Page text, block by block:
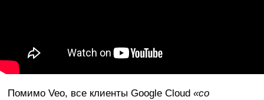
Помимо Veo, все клиенты Google Cloud «со